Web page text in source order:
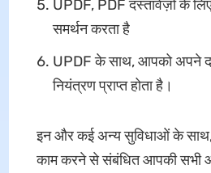
UPDF, PDF दस्तावेज़ों के
समर्थन करता है
UPDF के साथ, आपको अपने
नियंत्रण प्राप्त होता है।
इन और कई अन्य सुविधाओं के साथ,
काम करने से संबंधित आपकी सभी